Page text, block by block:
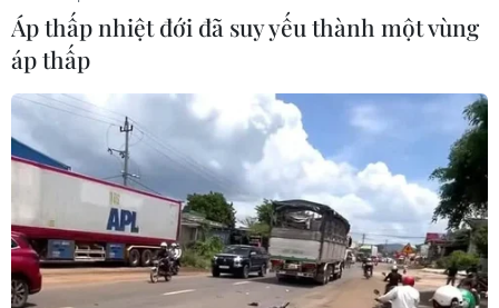
Áp thấp nhiệt đới đã suy yếu thành một vùng
áp thấp